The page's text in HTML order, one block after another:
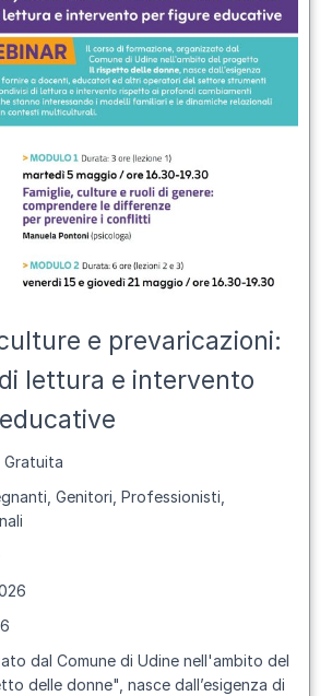
e prevaricazioni:
lettura e intervento
Gratuita
Genitori, Professionisti,
dal Comune di Udine nell'ambito del
delle donne", nasce dall’esigenza di